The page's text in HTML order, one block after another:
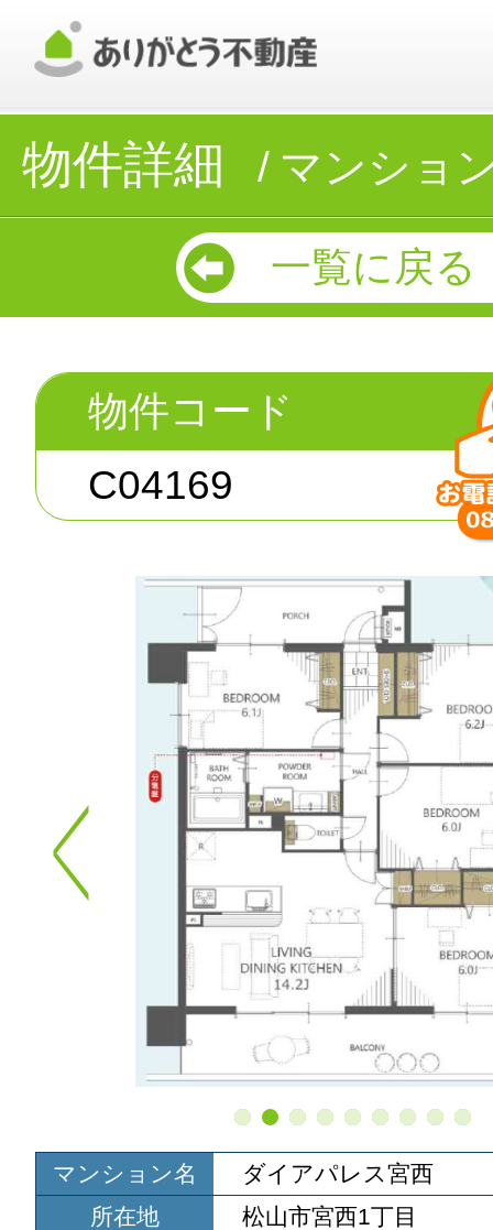
物件詳細 マンショ
一覧に戻る
物件コード
C04169
マンション名
ダイアパレス宮西
所在地
松山市宮西1丁目